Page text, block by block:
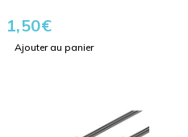
1,50€
Ajouter au panier